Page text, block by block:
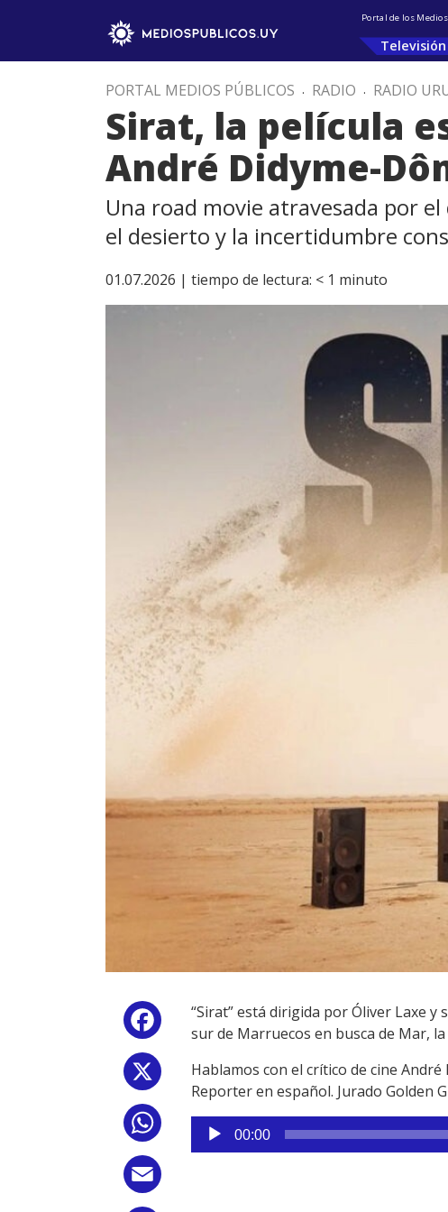
Portal de los
Televisión
PORTAL MEDIOS PÚBLICOS . RADIO . RADIO
Sirat, la película
André Didyme-
Una road movie atravesada por
el desierto y la incertidumbre
01.07.2026 | tiempo de lectura: < 1 minuto
Facebook
WhatsApp
“Sirat” está dirigida por Óliver Laxe
sur de Marruecos en busca de Mar,
Hablamos con el crítico de cine
Reporter en español. Jurado Golden
Reproductor
de
00:00